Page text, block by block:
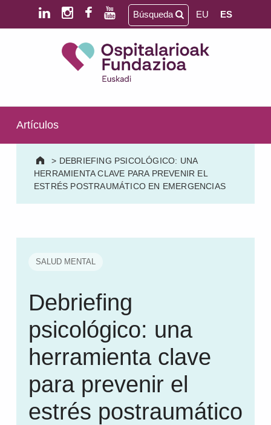
Saltar al contenido principal
Saltar al pie de página
SALUD MENTAL | DISCAPACIDAD INTELECTUAL | NEURORREHABILITACIÓN Y DAÑO CEREBRAL | PERSONA MAYOR
Búsqueda EU ES
Artículos
> DEBRIEFING PSICOLÓGICO: UNA
HERRAMIENTA CLAVE PARA PREVENIR EL
ESTRÉS POSTRAUMÁTICO EN EMERGENCIAS
SALUD MENTAL
Debriefing
psicológico: una
herramienta clave
para prevenir el
estrés postraumático